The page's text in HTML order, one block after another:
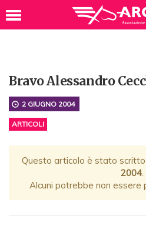
Bravo Alessandro
2 GIUGNO 2004
ARTICOLI
Questo articolo è stato
2004.
Alcuni potrebbe non essere